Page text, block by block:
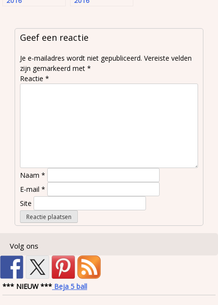
Geef een reactie
Je e-mailadres wordt niet gepubliceerd. Vereiste velden
zijn gemarkeerd met *
Reactie *
Naam *
E-mail *
Site
Volg ons
*** NIEUW *** Beja 5 ball